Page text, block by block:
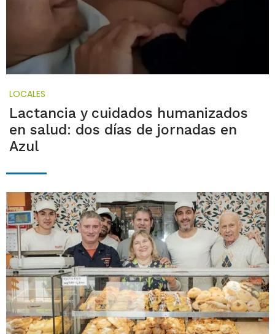
LOCALES
Lactancia y cuidados humanizados
en salud: dos días de jornadas en
Azul